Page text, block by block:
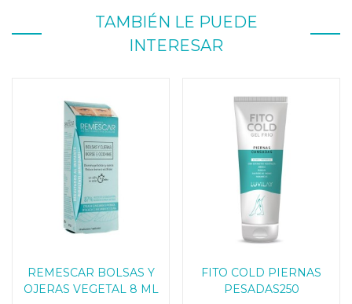
TAMBIÉN LE PUEDE
INTERESAR
REMESCAR BOLSAS Y
OJERAS VEGETAL 8 ML
FITO COLD PIERNAS
PESADAS250